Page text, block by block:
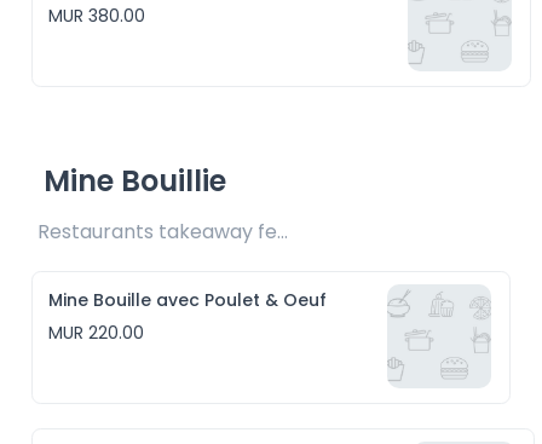
MUR 380.00
Mine Bouillie
Restaurants takeaway fee Rs20 included
Mine Bouille avec Poulet & Oeuf
MUR 220.00